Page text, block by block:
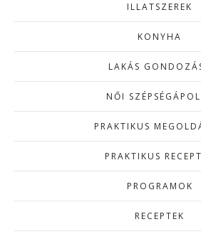
ILLATSZEREK
KONYHA
LAKÁS
NŐI
PRAKTIKUS
PRAKTIKUS
PROGRAMOK
RECEPTEK